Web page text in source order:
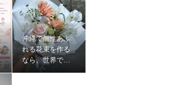
沖縄で個性あふ
れる花束を作る
なら、世界で一
つだけのものを